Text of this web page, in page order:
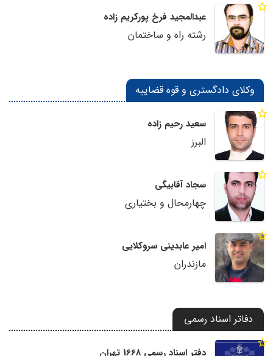
عبدالمجید فرخ پورکریم زاده
رشته راه و ساختمان
وکلای دادگستری و قوه قضاییه
سعید رحیم زاده
البرز
سجاد آقابیگی
چهارمحال و بختیاری
امیر عابدینی سروکلایی
مازندران
دفاتر اسناد رسمی